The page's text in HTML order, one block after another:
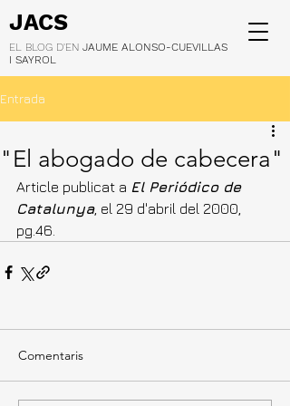
JACS
EL BLOG D'EN JAUME ALONSO-CUEVILLAS
I SAYROL
Entrada
"El abogado de cabecera"
Article publicat a El Periódico de
Catalunya, el 29 d'abril del 2000,
pg.46.
Comentaris